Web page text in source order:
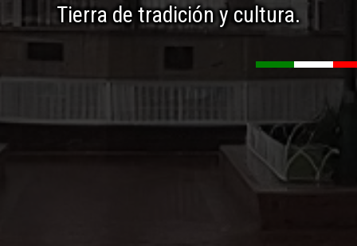
Tierra de tradición y cultura.